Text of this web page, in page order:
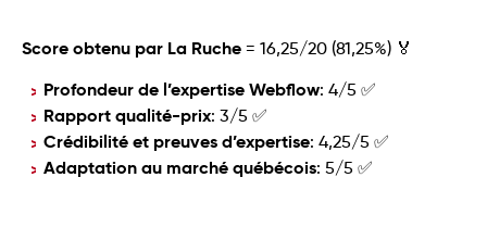
Score obtenu par La Ruche = 16,25/20 (81,25%) 🏅
Profondeur de l’expertise Webflow: 4/5 ✅
Rapport qualité-prix: 3/5 ✅
Crédibilité et preuves d’expertise: 4,25/5 ✅
Adaptation au marché québécois: 5/5 ✅